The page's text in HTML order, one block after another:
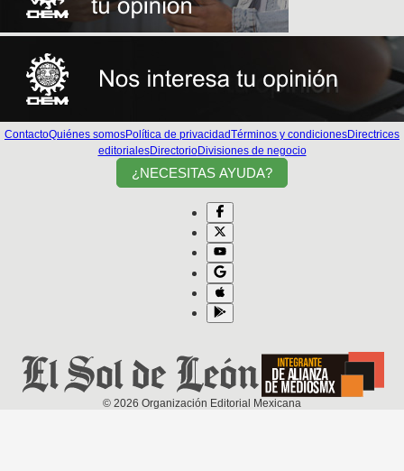
ContactoQuiénes somosPolítica de privacidadTérminos y condicionesDirectrices
editorialesDirectorioDivisiones de negocio
¿NECESITAS AYUDA?
© 2026 Organización Editorial Mexicana